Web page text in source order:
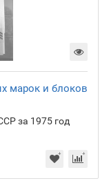
марок и блоков
за 1975 год